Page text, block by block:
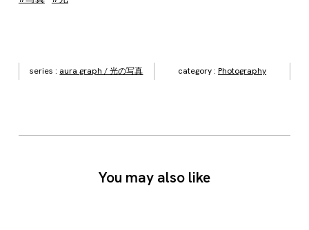
series : aura graph / 光の写真 category :Photography
You may also like